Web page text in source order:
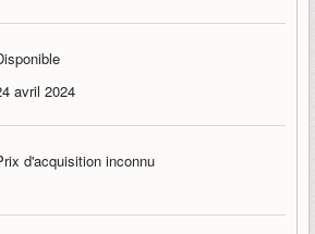
avril 2024
d'acquisition inconnu